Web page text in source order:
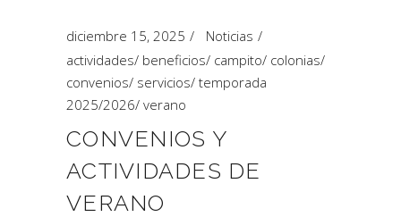
diciembre 15, 2025
Noticias
actividades/ beneficios/ campito/ colonias/
convenios/ servicios/ temporada
2025/2026/ verano
CONVENIOS Y
ACTIVIDADES DE
VERANO